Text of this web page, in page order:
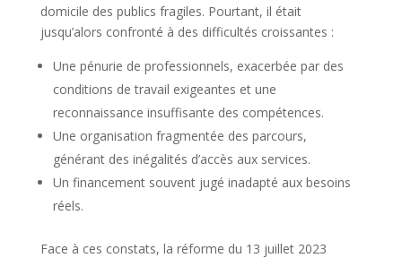
domicile des publics fragiles. Pourtant, il était
jusqu’alors confronté à des difficultés croissantes :
Une pénurie de professionnels, exacerbée par des
conditions de travail exigeantes et une
reconnaissance insuffisante des compétences.
Une organisation fragmentée des parcours,
générant des inégalités d’accès aux services.
Un financement souvent jugé inadapté aux besoins
réels.
Face à ces constats, la réforme du 13 juillet 2023